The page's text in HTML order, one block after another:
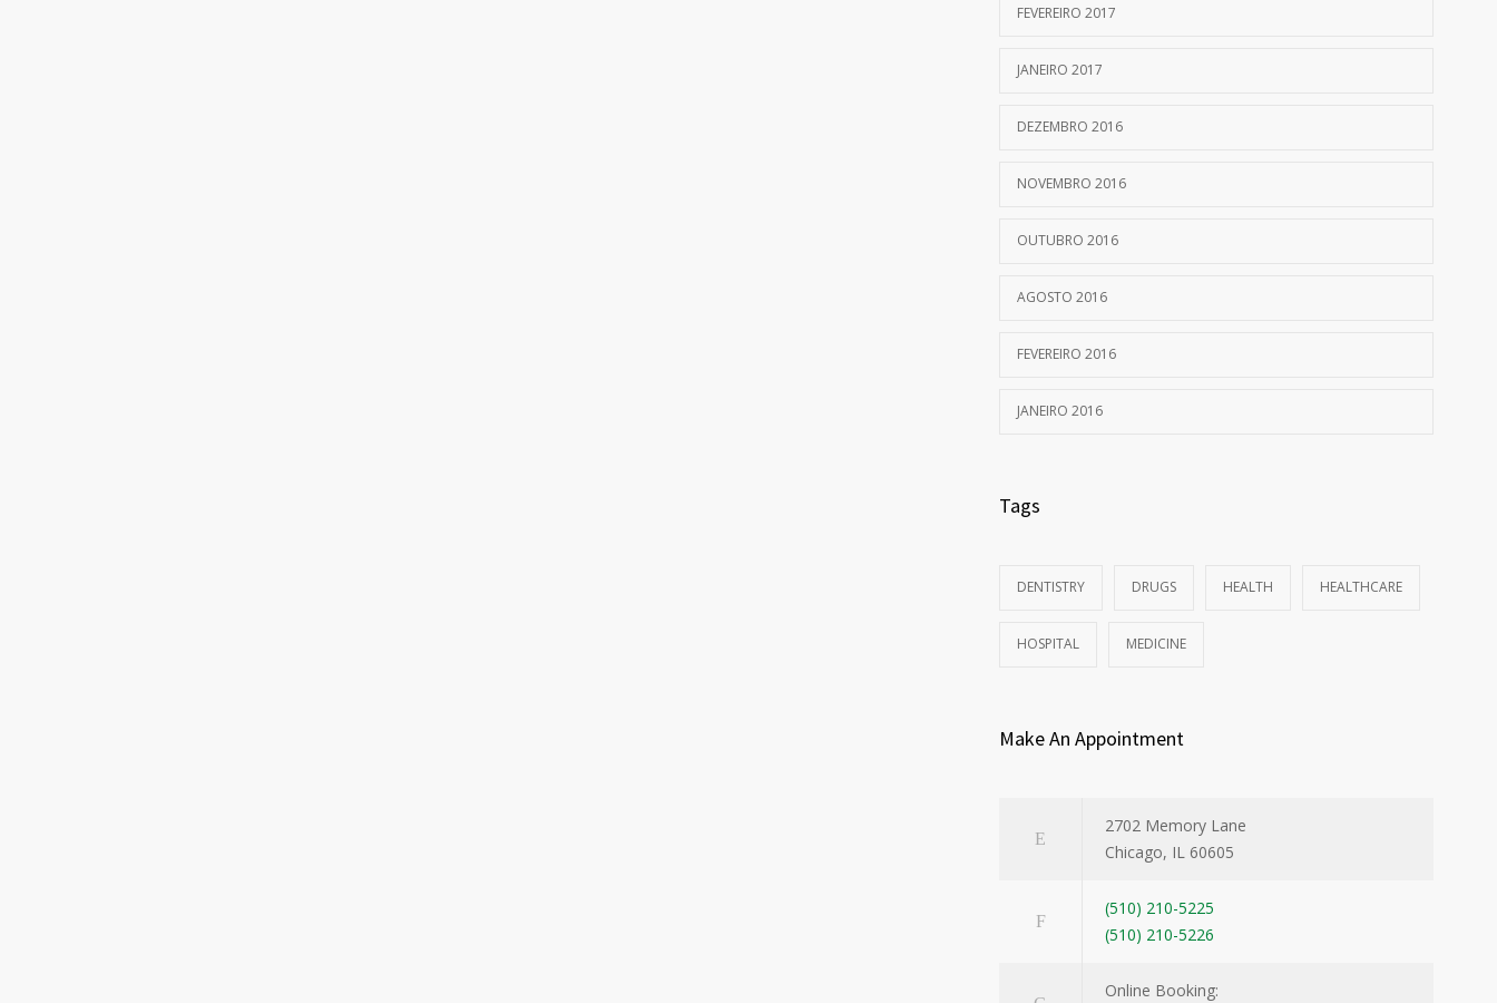
FEVEREIRO 2017
JANEIRO 2017
DEZEMBRO 2016
NOVEMBRO 2016
OUTUBRO 2016
AGOSTO 2016
FEVEREIRO 2016
JANEIRO 2016
Tags
DENTISTRY DRUGS HEALTH HEALTHCARE
HOSPITAL MEDICINE
Make An Appointment
2702 Memory Lane
Chicago, IL 60605
(510) 210-5225
(510) 210-5226
Online Booking: